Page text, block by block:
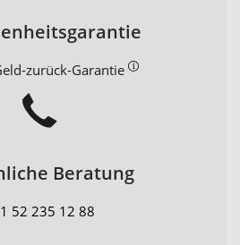
zurück-Garantie
Beratung
52 235 12 88